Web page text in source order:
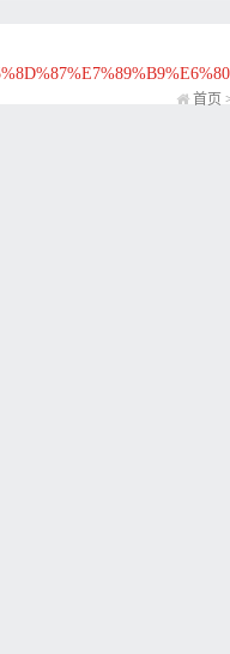
首页